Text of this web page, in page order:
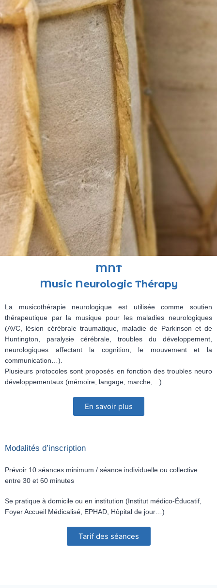
MNT
Music Neurologic Thérapy
La musicothérapie neurologique est utilisée comme soutien
thérapeutique par la musique pour les maladies neurologiques
(AVC, lésion cérébrale traumatique, maladie de Parkinson et de
Huntington, paralysie cérébrale, troubles du développement,
neurologiques affectant la cognition, le mouvement et la
communication…).
Plusieurs protocoles sont proposés en fonction des troubles neuro
développementaux (mémoire, langage, marche,…).
En savoir plus
Modalités d’inscription
Prévoir 10 séances minimum / séance individuelle ou collective
entre 30 et 60 minutes
Se pratique à domicile ou en institution (Institut médico-Éducatif,
Foyer Accueil Médicalisé, EPHAD, Hôpital de jour…)
Tarif des séances